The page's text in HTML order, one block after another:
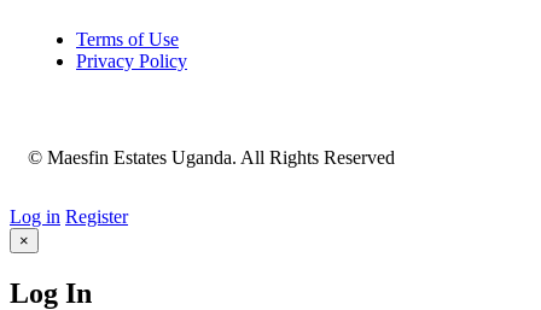
Terms of Use
Privacy Policy
© Maesfin Estates Uganda. All Rights Reserved
Log in Register
×
Log In